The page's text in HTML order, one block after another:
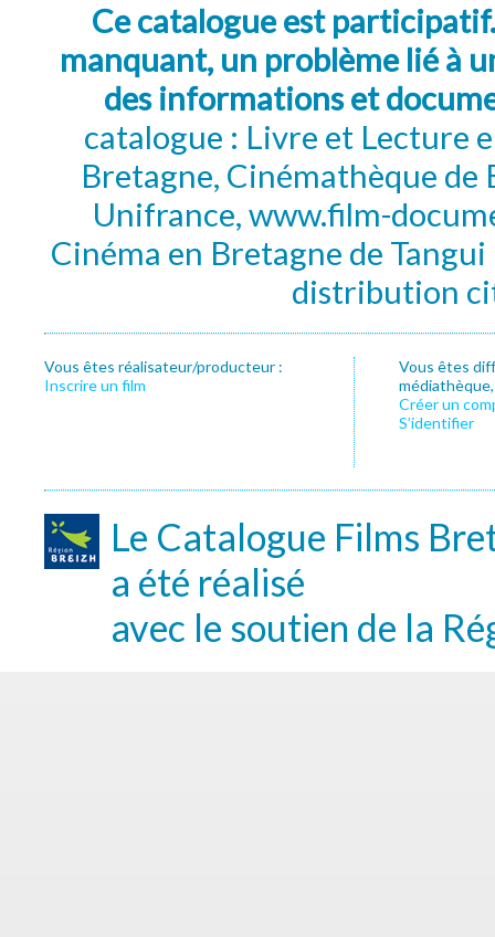
Ce catalogue est
manquant, un problème lié à
des informations et
catalogue : Livre et Lecture
Bretagne, Cinémathèque de
Unifrance, www.film-
Cinéma en Bretagne de
distribution
Vous êtes réalisateur/producteur :
Inscrire un film
Vous êtes
Créer un
S’identifier
Le Catalogue Films
a été réalisé
avec le soutien de la